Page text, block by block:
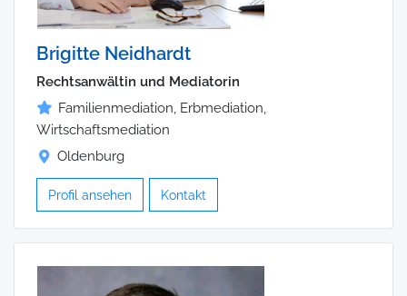
Brigitte Neidhardt
Rechtsanwältin und Mediatorin
Familienmediation, Erbmediation,
Wirtschaftsmediation
Oldenburg
Profil ansehen Kontakt